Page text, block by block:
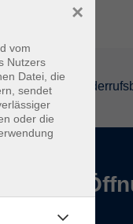
vom
Nutzers
Datei, die
sendet
oder die
×